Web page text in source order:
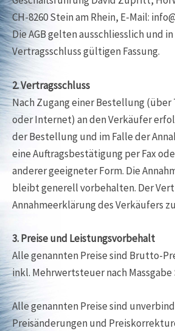
CH-8260 Stein am Rhein, E-Mail:
Die AGB gelten ausschliesslich und
Vertragsschluss gültigen Fassung.
2. Vertragsschluss
Nach Zugang einer Bestellung (über
oder Internet) an den Verkäufer
der Bestellung und im Falle der
eine Auftragsbestätigung per Fax
anderer geeigneter Form. Die
bleibt generell vorbehalten. Der
Annahmeerklärung des Verkäufers
3. Preise und Leistungsvorbehalt
Alle genannten Preise sind Brutto-
inkl. Mehrwertsteuer nach Massgabe
Alle genannten Preise sind
Preisänderungen und